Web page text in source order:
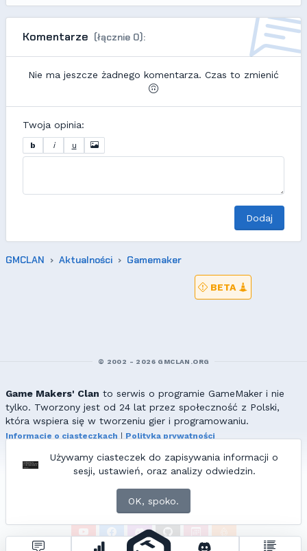
Komentarze (łącznie 0):
Nie ma jeszcze żadnego komentarza. Czas to zmienić
Twoja opinia:
b i u
Dodaj
GMCLAN Aktualności Gamemaker
Używamy ciasteczek do zapisywania informacji o
sesji, ustawień, oraz analizy odwiedzin.
OK, spoko.
BETA
© 2002 - 2026 GMCLAN.ORG
Game Makers' Clan to serwis o programie GameMaker i nie
tylko. Tworzony jest od 24 lat przez społeczność z Polski,
która wspiera się w tworzeniu gier i programowaniu.
Informacje o ciasteczkach
Polityka prywatności
Wszelkie prawa zastrzeżone. Kopiowanie materiałów bez zgody
redakcji zabronione!
ZNAJDZIESZ NAS TAKŻE NA: